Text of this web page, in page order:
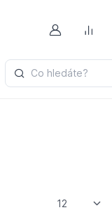
Můj účet
Co hledáte?
12